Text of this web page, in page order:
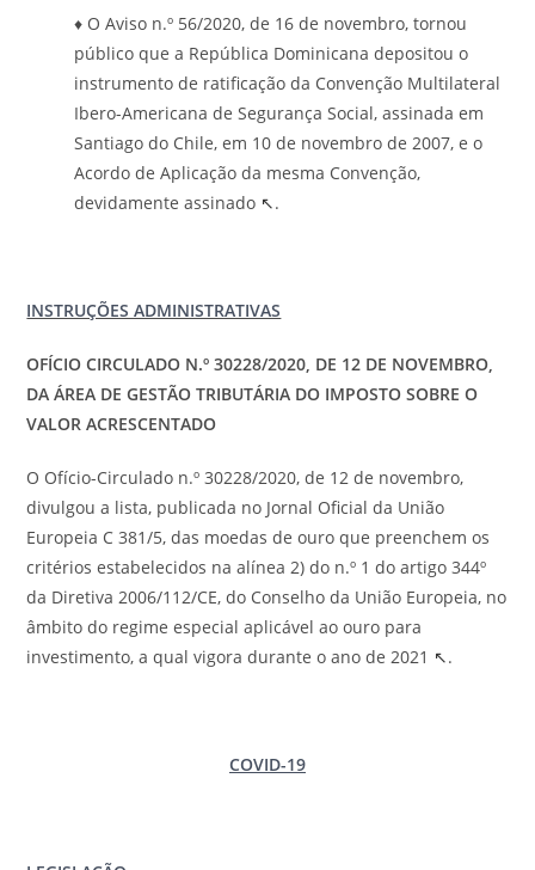
♦ O Aviso n.º 56/2020, de 16 de novembro, tornou
público que a República Dominicana depositou o
instrumento de ratificação da Convenção Multilateral
Ibero-Americana de Segurança Social, assinada em
Santiago do Chile, em 10 de novembro de 2007, e o
Acordo de Aplicação da mesma Convenção,
devidamente assinado ↖.
INSTRUÇÕES ADMINISTRATIVAS
OFÍCIO CIRCULADO N.º 30228/2020, DE 12 DE NOVEMBRO,
DA ÁREA DE GESTÃO TRIBUTÁRIA DO IMPOSTO SOBRE O
VALOR ACRESCENTADO
O Ofício-Circulado n.º 30228/2020, de 12 de novembro,
divulgou a lista, publicada no Jornal Oficial da União
Europeia C 381/5, das moedas de ouro que preenchem os
critérios estabelecidos na alínea 2) do n.º 1 do artigo 344º
da Diretiva 2006/112/CE, do Conselho da União Europeia, no
âmbito do regime especial aplicável ao ouro para
investimento, a qual vigora durante o ano de 2021 ↖.
COVID-19